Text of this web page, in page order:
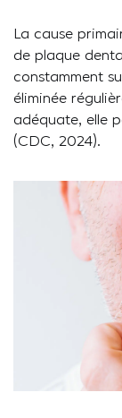
La cause
de plaque
constamment
éliminée
adéquate, elle
(CDC, 2024).